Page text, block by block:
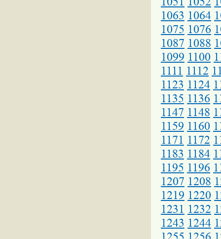
1063 1064
1075 1076
1087 1088
1099 1100
1111 1112
1123 1124
1135 1136
1147 1148
1159 1160
1171 1172
1183 1184
1195 1196
1207 1208
1219 1220
1231 1232
1243 1244